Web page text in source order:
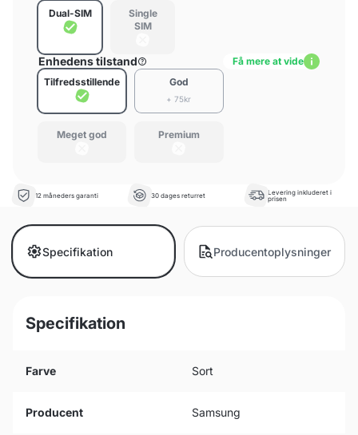
Dual-SIM
Single
SIM
Enhedens tilstand
Få mere at vide
Tilfredsstillende
God
+ 75kr
Meget god Premium
12 måneders garanti 30 dages returret
Levering inkluderet i
prisen
Specifikation Producentoplysninger
Specifikation
Farve Sort
Producent Samsung